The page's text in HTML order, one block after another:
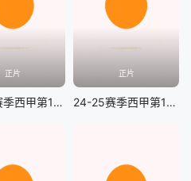
正片
24-25赛季西甲第13轮 巴列卡诺vs拉斯帕尔马斯
正片
24-25赛季西甲第13轮 比利亚雷亚尔vs阿拉维斯